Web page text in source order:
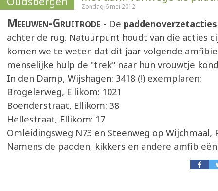
Zondag 6 mei 2012
Meeuwen-Gruitrode De
achter de rug. Natuurpunt houdt van die acties
komen we te weten dat dit jaar volgende
menselijke hulp de "trek" naar hun vrouwtje
In den Damp, Wijshagen: 3418 (!) exemplaren;
Brogelerweg, Ellikom: 1021
Boenderstraat, Ellikom: 38
Hellestraat, Ellikom: 17
Omleidingsweg N73 en Steenweg op Wijchmaal,
Namens de padden, kikkers en andere